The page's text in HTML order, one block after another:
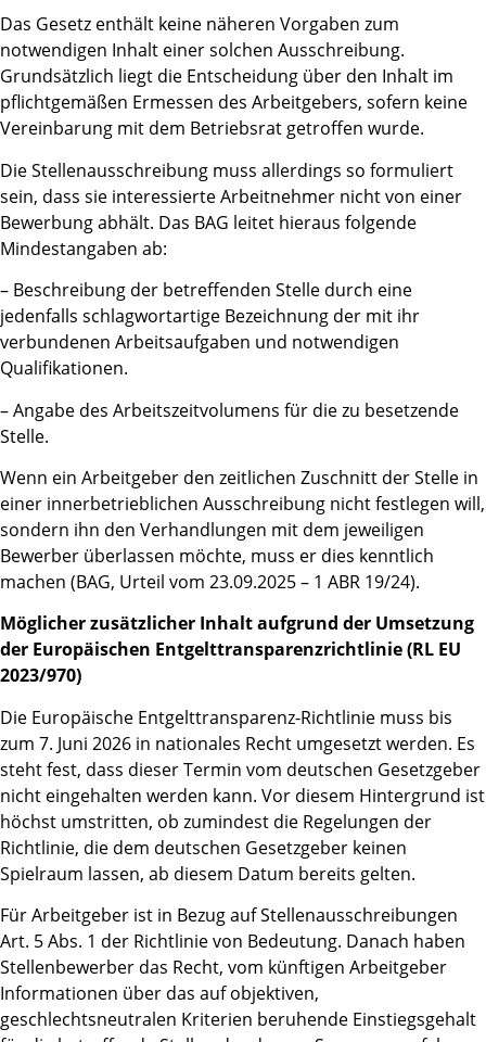
Das Gesetz enthält keine näheren Vorgaben zum
notwendigen Inhalt einer solchen Ausschreibung.
Grundsätzlich liegt die Entscheidung über den Inhalt im
pflichtgemäßen Ermessen des Arbeitgebers, sofern keine
Vereinbarung mit dem Betriebsrat getroffen wurde.
Die Stellenausschreibung muss allerdings so formuliert
sein, dass sie interessierte Arbeitnehmer nicht von einer
Bewerbung abhält. Das BAG leitet hieraus folgende
Mindestangaben ab:
– Beschreibung der betreffenden Stelle durch eine
jedenfalls schlagwortartige Bezeichnung der mit ihr
verbundenen Arbeitsaufgaben und notwendigen
Qualifikationen.
– Angabe des Arbeitszeitvolumens für die zu besetzende
Stelle.
Wenn ein Arbeitgeber den zeitlichen Zuschnitt der Stelle in
einer innerbetrieblichen Ausschreibung nicht festlegen will,
sondern ihn den Verhandlungen mit dem jeweiligen
Bewerber überlassen möchte, muss er dies kenntlich
machen (BAG, Urteil vom 23.09.2025 – 1 ABR 19/24).
Möglicher zusätzlicher Inhalt aufgrund der Umsetzung
der Europäischen Entgelttransparenzrichtlinie (RL EU
2023/970)
Die Europäische Entgelttransparenz-Richtlinie muss bis
zum 7. Juni 2026 in nationales Recht umgesetzt werden. Es
steht fest, dass dieser Termin vom deutschen Gesetzgeber
nicht eingehalten werden kann. Vor diesem Hintergrund ist
höchst umstritten, ob zumindest die Regelungen der
Richtlinie, die dem deutschen Gesetzgeber keinen
Spielraum lassen, ab diesem Datum bereits gelten.
Für Arbeitgeber ist in Bezug auf Stellenausschreibungen
Art. 5 Abs. 1 der Richtlinie von Bedeutung. Danach haben
Stellenbewerber das Recht, vom künftigen Arbeitgeber
Informationen über das auf objektiven,
geschlechtsneutralen Kriterien beruhende Einstiegsgehalt